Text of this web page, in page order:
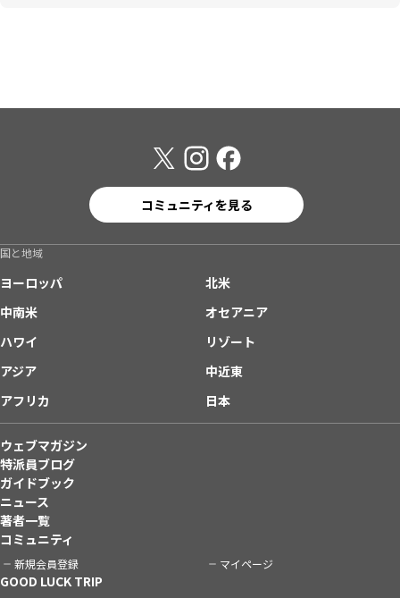
コミュニティを見る
国と地域
ヨーロッパ
北米
中南米
オセアニア
ハワイ
リゾート
アジア
中近東
アフリカ
日本
ウェブマガジン
特派員ブログ
ガイドブック
ニュース
著者一覧
コミュニティ
新規会員登録 マイページ
GOOD LUCK TRIP